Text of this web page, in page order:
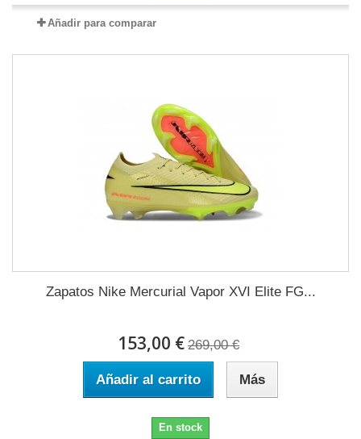
Añadir para comparar
Zapatos Nike Mercurial Vapor XVI Elite FG...
153,00 € 269,00 €
Añadir al carrito Más
En stock